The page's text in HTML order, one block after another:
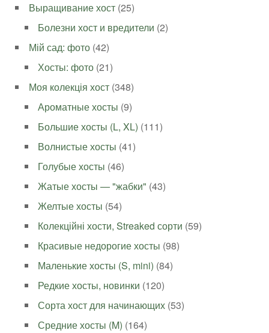
Выращивание хост (25)
Болезни хост и вредители (2)
Мій сад: фото (42)
Хосты: фото (21)
Моя колекція хост (348)
Ароматные хосты (9)
Большие хосты (L, XL) (111)
Волнистые хосты (41)
Голубые хосты (46)
Жатые хосты — "жабки" (43)
Желтые хосты (54)
Колекційні хости, Streaked сорти (59)
Красивые недорогие хосты (98)
Маленькие хосты (S, mini) (84)
Редкие хосты, новинки (120)
Сорта хост для начинающих (53)
Средние хосты (M) (164)